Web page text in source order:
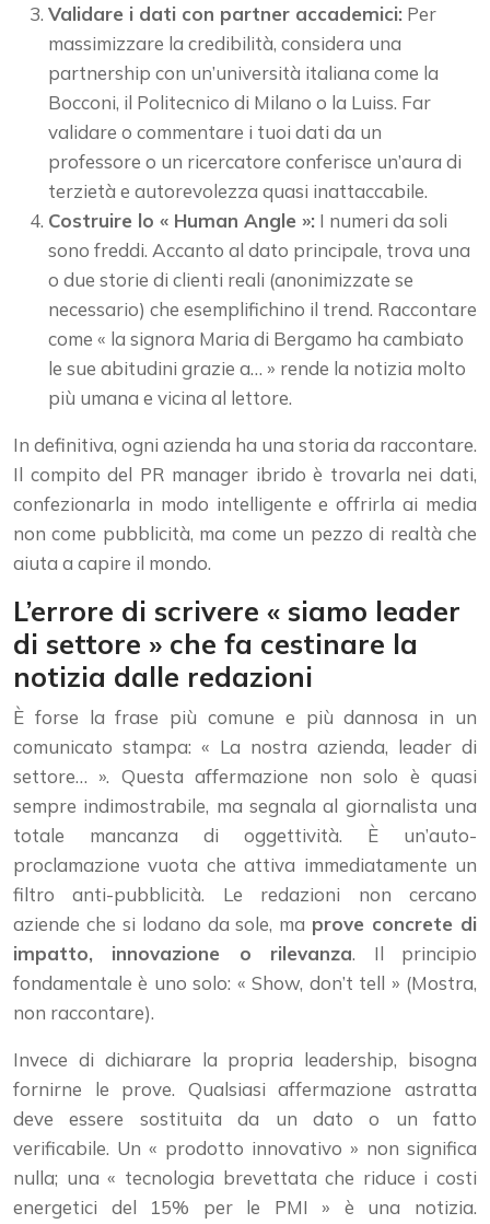
Validare i dati con partner accademici: Per
massimizzare la credibilità, considera una
partnership con un’università italiana come la
Bocconi, il Politecnico di Milano o la Luiss. Far
validare o commentare i tuoi dati da un
professore o un ricercatore conferisce un’aura di
terzietà e autorevolezza quasi inattaccabile.
Costruire lo « Human Angle »: I numeri da soli
sono freddi. Accanto al dato principale, trova una
o due storie di clienti reali (anonimizzate se
necessario) che esemplifichino il trend. Raccontare
come « la signora Maria di Bergamo ha cambiato
le sue abitudini grazie a… » rende la notizia molto
più umana e vicina al lettore.
In definitiva, ogni azienda ha una storia da raccontare.
Il compito del PR manager ibrido è trovarla nei dati,
confezionarla in modo intelligente e offrirla ai media
non come pubblicità, ma come un pezzo di realtà che
aiuta a capire il mondo.
L’errore di scrivere « siamo leader
di settore » che fa cestinare la
notizia dalle redazioni
È forse la frase più comune e più dannosa in un
comunicato stampa: « La nostra azienda, leader di
settore… ». Questa affermazione non solo è quasi
sempre indimostrabile, ma segnala al giornalista una
totale mancanza di oggettività. È un’auto-
proclamazione vuota che attiva immediatamente un
filtro anti-pubblicità. Le redazioni non cercano
aziende che si lodano da sole, ma prove concrete di
impatto, innovazione o rilevanza. Il principio
fondamentale è uno solo: « Show, don’t tell » (Mostra,
non raccontare).
Invece di dichiarare la propria leadership, bisogna
fornirne le prove. Qualsiasi affermazione astratta
deve essere sostituita da un dato o un fatto
verificabile. Un « prodotto innovativo » non significa
nulla; una « tecnologia brevettata che riduce i costi
energetici del 15% per le PMI » è una notizia.